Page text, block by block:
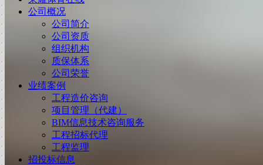
公司概况
公司简介
公司资质
组织机构
质保体系
公司荣誉
业绩案例
工程造价咨询
项目管理（代建）
BIM信息技术咨询服务
工程招标代理
工程监理
招投标信息